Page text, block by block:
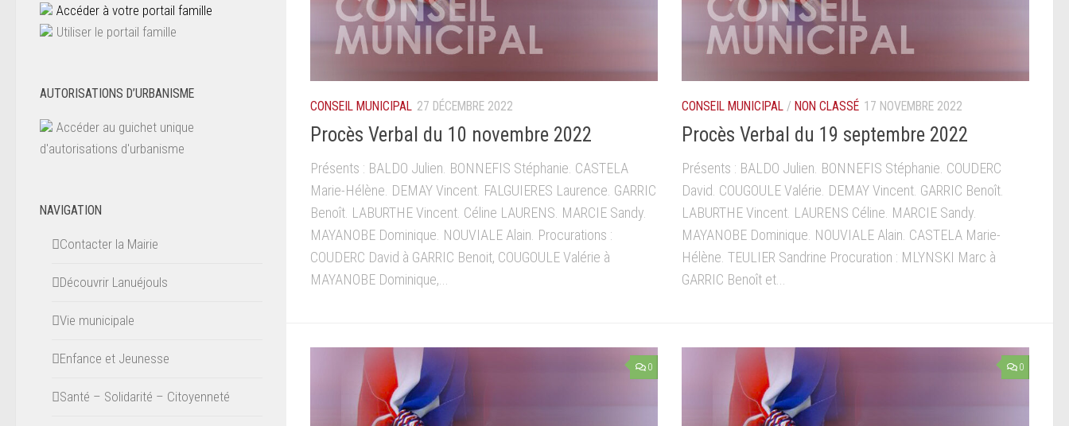
CONSEIL MUNICIPAL 27 DÉCEMBRE 2022
Procès Verbal du 10 novembre 2022
Présents : BALDO Julien. BONNEFIS Stéphanie. CASTELA
Marie-Hélène. DEMAY Vincent. FALGUIERES Laurence. GARRIC
Benoît. LABURTHE Vincent. Céline LAURENS. MARCIE Sandy.
MAYANOBE Dominique. NOUVIALE Alain. Procurations :
COUDERC David à GARRIC Benoit, COUGOULE Valérie à
MAYANOBE Dominique,...
CONSEIL MUNICIPAL / NON CLASSÉ 17 NOVEMBRE 2022
Procès Verbal du 19 septembre 2022
Présents : BALDO Julien. BONNEFIS Stéphanie. COUDERC
David. COUGOULE Valérie. DEMAY Vincent. GARRIC Benoît.
LABURTHE Vincent. LAURENS Céline. MARCIE Sandy.
MAYANOBE Dominique. NOUVIALE Alain. CASTELA Marie-
Hélène. TEULIER Sandrine Procuration : MLYNSKI Marc à
GARRIC Benoît et...
0 0
Accéder à votre portail famille
Utiliser le portail famille
AUTORISATIONS D’URBANISME
Accéder au guichet unique
d'autorisations d'urbanisme
NAVIGATION
Contacter la Mairie
Découvrir Lanuéjouls
Vie municipale
Enfance et Jeunesse
Santé – Solidarité – Citoyenneté